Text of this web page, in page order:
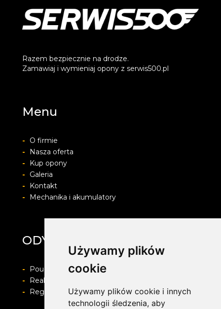
Używamy plików
cookie
Używamy plików cookie i innych
technologii śledzenia, aby
Razem bezpiecznie na drodze.
Zamawiaj i wymieniaj opony z serwis500.pl
Menu
-
O firmie
-
Nasza oferta
-
Kup opony
-
Galeria
-
Kontakt
-
Mechanika i akumulatory
ODYA SERWIS
-
Pouczenie o prawie do odstapienia od umowy
-
Realizacja zamówienia i formy płatności
-
Regulamin i Polityka prywatności